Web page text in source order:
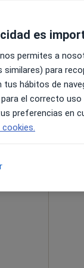
•Mapa
es
permites a
similares) para
tus hábitos de
el correcto
preferencias en